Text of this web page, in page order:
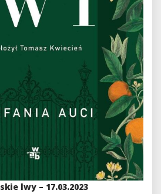
lwy – 17.03.2023